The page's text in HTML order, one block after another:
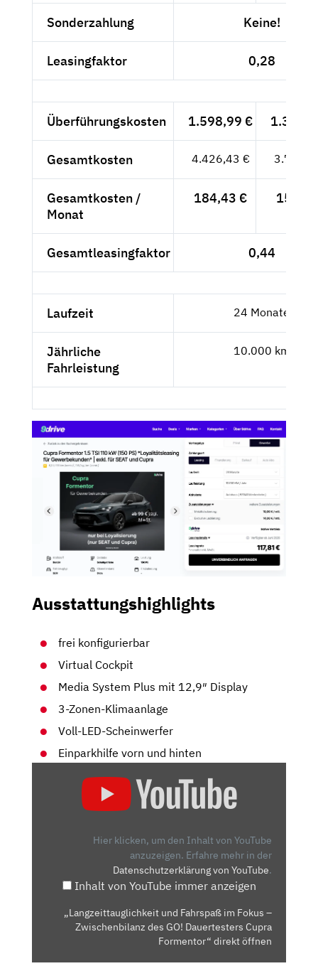
Sonderzahlung Keine!
Leasingfaktor 0,28
Überführungskosten 1.598,99 €
Gesamtkosten 4.426,43 €
Gesamtkosten /
Monat
184,43 €
Gesamtleasingfaktor 0,44
Laufzeit 24 Monate
Jährliche
Fahrleistung
10.000 km
Ausstattungshighlights
frei konfigurierbar
Virtual Cockpit
Media System Plus mit 12,9″ Display
3-Zonen-Klimaanlage
Voll-LED-Scheinwerfer
Einparkhilfe vorn und hinten
FAHRSPASS I
WISCHENBILANZ D
AUERTESTERS C
Hier klicken, um den Inhalt von YouTube
anzuzeigen. Erfahre mehr in der
Datenschutzerklärung von YouTube.
Inhalt von YouTube immer anzeigen
„Langzeittauglichkeit und Fahrspaß im Fokus –
Zwischenbilanz des GO! Dauertesters Cupra
Formentor“ direkt öffnen